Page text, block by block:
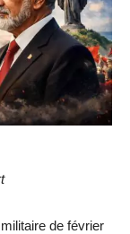
de février